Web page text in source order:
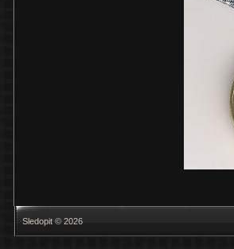
Sledopit © 2026